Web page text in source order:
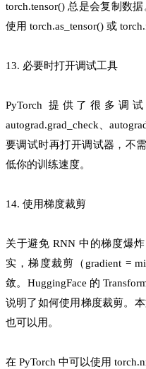
torch.tensor() 总是会复制数
使用 torch.as_tensor() 或
13. 必要时打开调试工具
PyTorch 提供了很多调试
autograd.grad_check、
要调试时再打开调试器，不
低你的训练速度。
14. 使用梯度裁剪
关于避免 RNN 中的梯度爆
实，梯度裁剪（gradient =
敛。HuggingFace 的
说明了如何使用梯度裁剪。
也可以用。
在 PyTorch 中可以使用